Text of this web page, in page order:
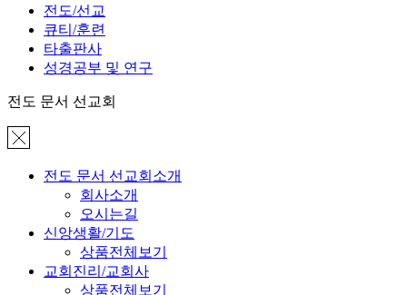
전도/선교
큐티/훈련
타출판사
성경공부 및 연구
전도 문서 선교회
전도 문서 선교회소개
회사소개
오시는길
신앙생활/기도
상품전체보기
교회진리/교회사
상품전체보기